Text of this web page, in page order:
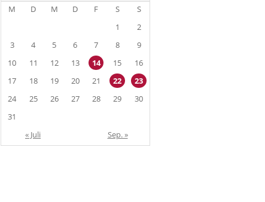
M
D M D F S
S
1
2
3
4 5 6 7 8
9
10
11 12 13 14 15
16
17
18 19 20 21 22
23
24
25 26 27 28 29
30
31
« Juli
Sep. »